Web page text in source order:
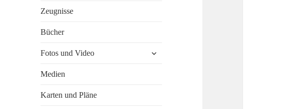
Zeugnisse
Bücher
Fotos und Video
öffnen
Medien
Karten und Pläne